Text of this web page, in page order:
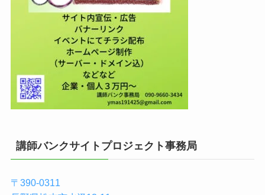
講師バンクサイトプロジェクト事務局
〒390-0311